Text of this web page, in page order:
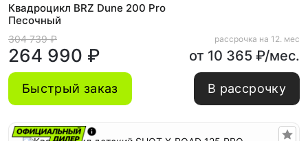
Квадроцикл BRZ Dune 200 Pro
Песочный
304 739 ₽
264 990 ₽
рассрочка на 12. мес
от 10 365 ₽/мес.
Быстрый заказ В рассрочку